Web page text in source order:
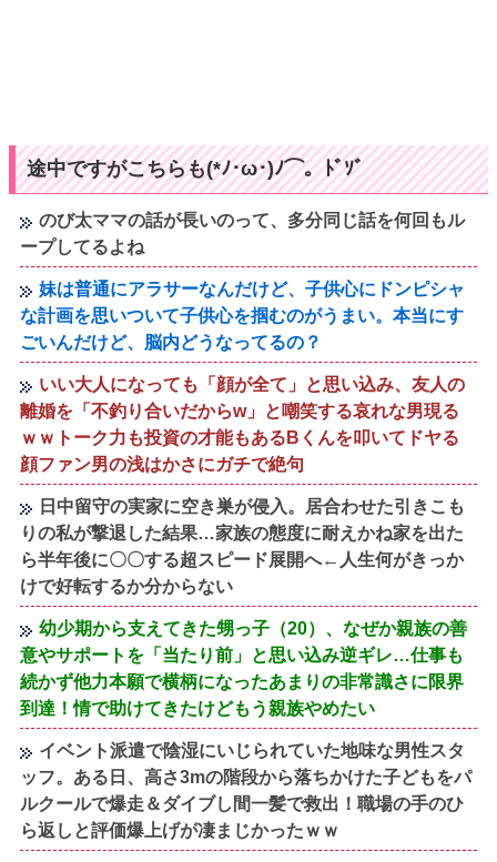
途中ですがこちらも(*ﾉ･ω･)ﾉ⌒。ﾄﾞｿﾞ
のび太ママの話が長いのって、多分同じ話を何回もル
ープしてるよね
妹は普通にアラサーなんだけど、子供心にドンピシャ
な計画を思いついて子供心を掴むのがうまい。本当にす
ごいんだけど、脳内どうなってるの？
いい大人になっても「顔が全て」と思い込み、友人の
離婚を「不釣り合いだからw」と嘲笑する哀れな男現る
ｗｗトーク力も投資の才能もあるBくんを叩いてドヤる
顔ファン男の浅はかさにガチで絶句
日中留守の実家に空き巣が侵入。居合わせた引きこも
りの私が撃退した結果…家族の態度に耐えかね家を出た
ら半年後に〇〇する超スピード展開へ←人生何がきっか
けで好転するか分からない
幼少期から支えてきた甥っ子（20）、なぜか親族の善
意やサポートを「当たり前」と思い込み逆ギレ…仕事も
続かず他力本願で横柄になったあまりの非常識さに限界
到達！情で助けてきたけどもう親族やめたい
イベント派遣で陰湿にいじられていた地味な男性スタ
ッフ。ある日、高さ3mの階段から落ちかけた子どもをパ
ルクールで爆走＆ダイブし間一髪で救出！職場の手のひ
ら返しと評価爆上げが凄まじかったｗｗ